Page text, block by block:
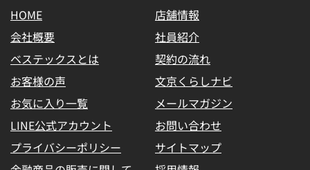
HOME
店舗情報
会社概要
社員紹介
ベステックスとは
契約の流れ
お客様の声
文京くらしナビ
お気に入り一覧
メールマガジン
LINE公式アカウント
お問い合わせ
プライバシーポリシー
サイトマップ